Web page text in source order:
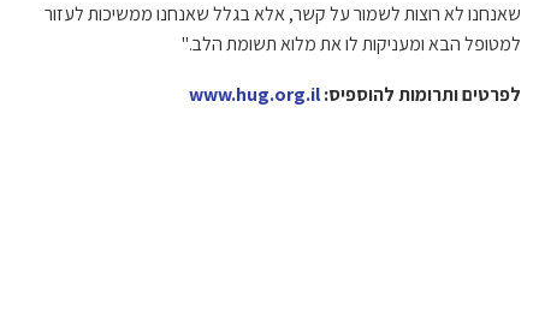
שאנחנו לא רוצות לשמור על קשר, אלא בגלל שאנחנו ממשיכות לעזור
למטופל הבא ומעניקות לו את מלוא תשומת הלב."
לפרטים ותרומות להוספיס:www.hug.org.il